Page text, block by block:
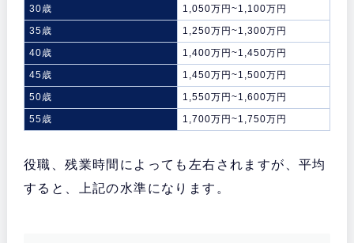
30歳
1,050万円~1,100万円
35歳
1,250万円~1,300万円
40歳
1,400万円~1,450万円
45歳
1,450万円~1,500万円
50歳
1,550万円~1,600万円
55歳
1,700万円~1,750万円
役職、残業時間によっても左右されますが、平均
すると、上記の水準になります。